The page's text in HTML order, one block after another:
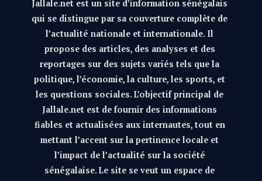
Jallale.net est un site d’information sénégalais
qui se distingue par sa couverture complète de
l’actualité nationale et internationale. Il
propose des articles, des analyses et des
reportages sur des sujets variés tels que la
politique, l’économie, la culture, les sports, et
les questions sociales. L’objectif principal de
Jallale.net est de fournir des informations
fiables et actualisées aux internautes, tout en
mettant l’accent sur la pertinence locale et
l’impact de l’actualité sur la société
sénégalaise. Le site se veut un espace de